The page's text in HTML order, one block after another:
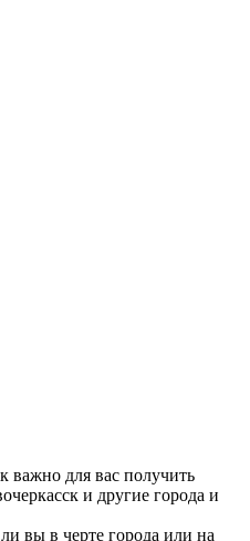
важно для вас получить
и другие города и
вы в черте города или на